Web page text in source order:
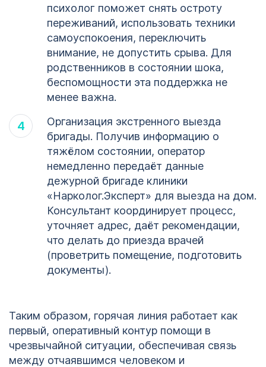
психолог поможет снять остроту
переживаний, использовать техники
самоуспокоения, переключить
внимание, не допустить срыва. Для
родственников в состоянии шока,
беспомощности эта поддержка не
менее важна.
Организация экстренного выезда
бригады. Получив информацию о
тяжёлом состоянии, оператор
немедленно передаёт данные
дежурной бригаде клиники
«Нарколог.Эксперт» для выезда на дом.
Консультант координирует процесс,
уточняет адрес, даёт рекомендации,
что делать до приезда врачей
(проветрить помещение, подготовить
документы).
Таким образом, горячая линия работает как
первый, оперативный контур помощи в
чрезвычайной ситуации, обеспечивая связь
между отчаявшимся человеком и